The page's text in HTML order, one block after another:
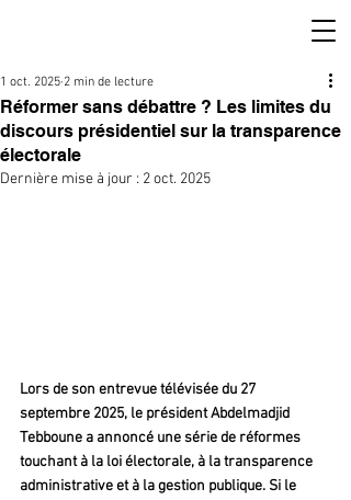
Réformer sans débattre ? Les limites du
discours présidentiel sur la transparence
électorale
1 oct. 2025 2 min de lecture
Dernière mise à jour : 2 oct. 2025
Lors de son entrevue télévisée du 27
septembre 2025, le président Abdelmadjid
Tebboune a annoncé une série de réformes
touchant à la loi électorale, à la transparence
administrative et à la gestion publique. Si le